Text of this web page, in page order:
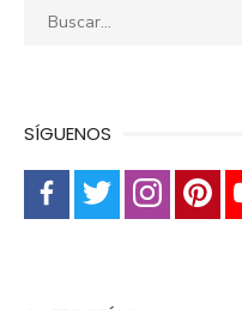
Buscar:
SÍGUENOS